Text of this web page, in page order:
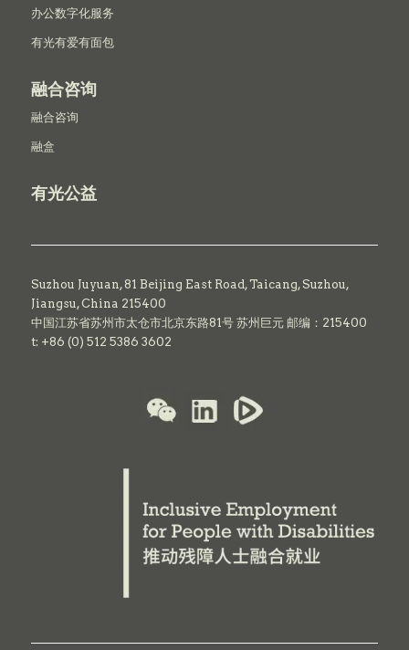
办公数字化服务
有光有爱有面包
融合咨询
融合咨询
融盒
有光公益
Suzhou Juyuan, 81 Beijing East Road,Taicang,Suzhou,
Jiangsu, China 215400
中国江苏省苏州市太仓市北京东路81号 苏州巨元 邮编：215400
t: +86 (0) 512 5386 3602